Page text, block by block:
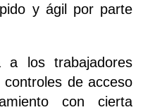
y ágil por parte
a los trabajadores
de acceso
con cierta